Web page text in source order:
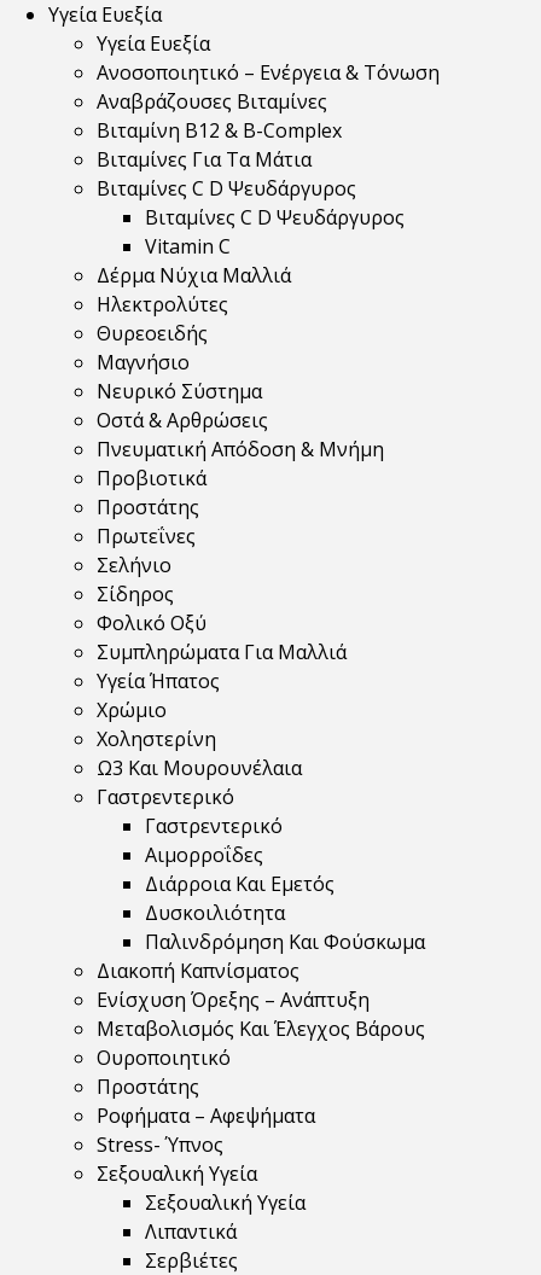
Υγεία Ευεξία
Υγεία Ευεξία
Ανοσοποιητικό – Ενέργεια & Τόνωση
Αναβράζουσες Βιταμίνες
Βιταμίνη B12 & Β-Complex
Βιταμίνες Για Τα Μάτια
Βιταμίνες C D Ψευδάργυρος
Βιταμίνες C D Ψευδάργυρος
Vitamin C
Δέρμα Νύχια Μαλλιά
Ηλεκτρολύτες
Θυρεοειδής
Μαγνήσιο
Νευρικό Σύστημα
Οστά & Αρθρώσεις
Πνευματική Απόδοση & Μνήμη
Προβιοτικά
Προστάτης
Πρωτεΐνες
Σελήνιο
Σίδηρος
Φολικό Οξύ
Συμπληρώματα Για Μαλλιά
Υγεία Ήπατος
Χρώμιο
Χοληστερίνη
Ω3 Και Μουρουνέλαια
Γαστρεντερικό
Γαστρεντερικό
Αιμορροΐδες
Διάρροια Και Εμετός
Δυσκοιλιότητα
Παλινδρόμηση Και Φούσκωμα
Διακοπή Καπνίσματος
Ενίσχυση Όρεξης – Ανάπτυξη
Μεταβολισμός Και Έλεγχος Βάρους
Ουροποιητικό
Προστάτης
Ροφήματα – Αφεψήματα
Stress- Ύπνος
Σεξουαλική Υγεία
Σεξουαλική Υγεία
Λιπαντικά
Σερβιέτες